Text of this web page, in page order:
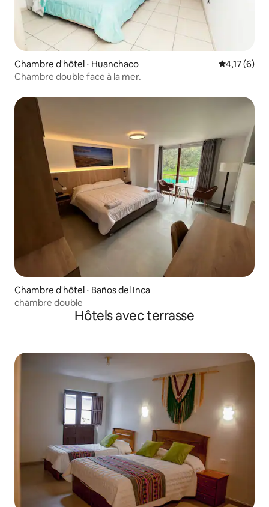
Chambre d'hôtel ⋅ Huanchaco Évaluation
4,17 (6)
Chambre double face à la mer.
Chambre d'hôtel ⋅ Baños del Inca
chambre double
Hôtels avec terrasse